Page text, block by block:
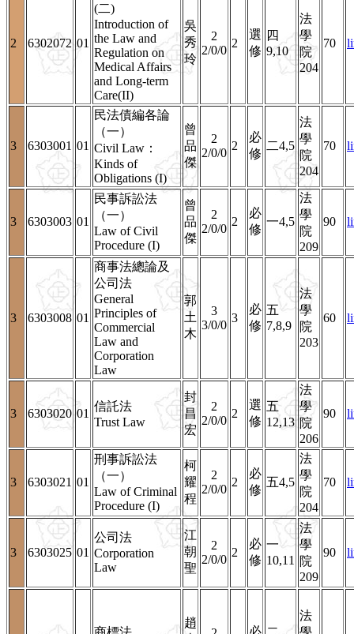
2 6302072 01
(二)
Introduction of
the Law and
Regulation on
Medical Affairs
and Long-term
Care(II)
吳
秀
玲
2
2/0/0
2
選
修
四
9,10
法
學
院
204
70
3 6303001 01
民法債編各論
（一）
Civil Law：
Kinds of
Obligations (I)
曾
品
傑
2
2/0/0
2
必
修
二4,5
法
學
院
204
70
3 6303003 01
民事訴訟法
（一）
Law of Civil
Procedure (I)
曾
品
傑
2
2/0/0
2
必
修
一4,5
法
學
院
209
90
3 6303008 01
商事法總論及
公司法
General
Principles of
Commercial
Law and
Corporation
Law
郭
土
木
3
3/0/0
3
必
修
五
7,8,9
法
學
院
203
60
3 6303020 01
信託法
Trust Law
封
昌
宏
2
2/0/0
2
選
修
五
12,13
法
學
院
206
90
3 6303021 01
刑事訴訟法
（一）
Law of Criminal
Procedure (I)
柯
耀
程
2
2/0/0
2
必
修
五4,5
法
學
院
204
70
3 6303025 01
公司法
Corporation
Law
江
朝
聖
2
2/0/0
2
必
修
一
10,11
法
學
院
209
90
趙
法